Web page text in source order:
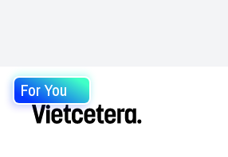
For You